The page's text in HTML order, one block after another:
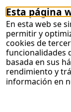
Esta página
En esta web se
permitir y
cookies de
funcionalidades
basada en sus
rendimiento y
información en